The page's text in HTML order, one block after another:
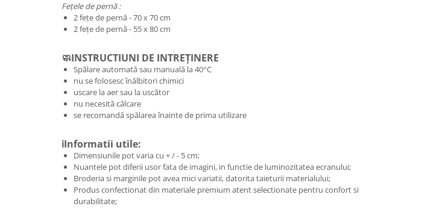
Fețele de pernă :
2 fețe de pernă - 70 x 70 cm
2 fețe de pernă - 55 x 80 cm
🧼INSTRUCTIUNI DE INTREȚINERE
Spălare automată sau manuală la 40°C
nu se folosesc înălbitori chimici
uscare la aer sau la uscător
nu necesită călcare
se recomandă spălarea înainte de prima utilizare
ℹ️Informatii utile:
Dimensiunile pot varia cu + / - 5 cm;
Nuantele pot diferii usor fata de imagini, in functie de luminozitatea ecranului;
Broderia si marginile pot avea mici variatii, datorita taieturii materialului;
Produs confectionat din materiale premium atent selectionate pentru confort si
durabilitate;